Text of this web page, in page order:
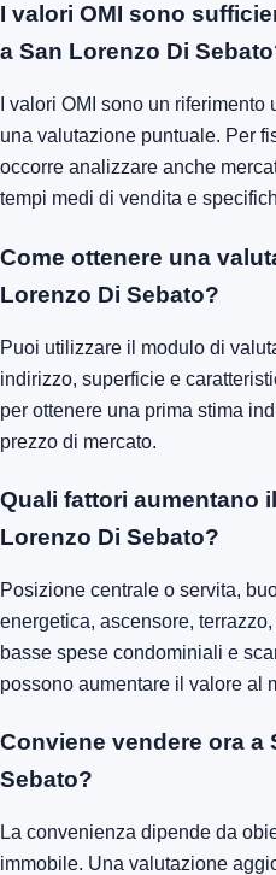
I valori OMI sono
a San Lorenzo Di
I valori OMI sono un
una valutazione puntuale. Per
occorre analizzare anche
tempi medi di vendita e
Come ottenere una
Lorenzo Di Sebato?
Puoi utilizzare il modulo di
indirizzo, superficie e
per ottenere una prima stima
prezzo di mercato.
Quali fattori aumentano
Lorenzo Di Sebato?
Posizione centrale o servita,
energetica, ascensore,
basse spese condominiali e
possono aumentare il valore al
Conviene vendere ora a
Sebato?
La convenienza dipende da
immobile. Una valutazione